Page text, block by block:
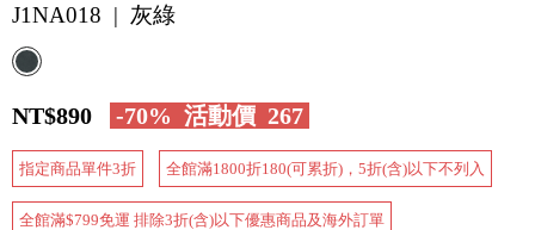
J1NA018 | 灰綠
NT$890 -70% 活動價 267
指定商品單件3折 全館滿1800折180(可累折)，5折(含)以下不列入
全館滿$799免運 排除3折(含)以下優惠商品及海外訂單